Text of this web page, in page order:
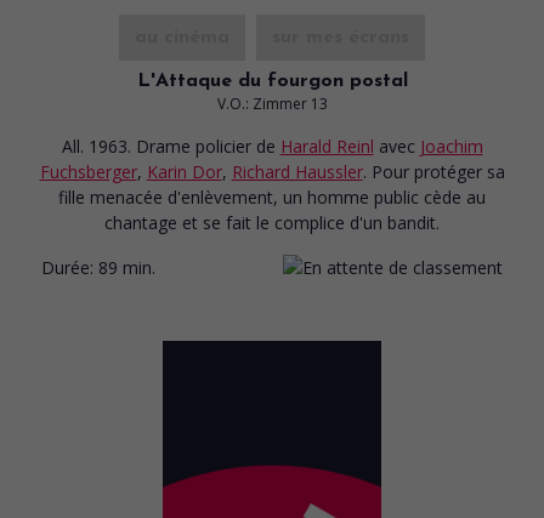
L'Attaque du fourgon postal
V.O.: Zimmer 13
All. 1963. Drame policier de Harald Reinl avec Joachim
Fuchsberger, Karin Dor, Richard Haussler. Pour protéger sa
fille menacée d'enlèvement, un homme public cède au
chantage et se fait le complice d'un bandit.
Durée: 89 min.